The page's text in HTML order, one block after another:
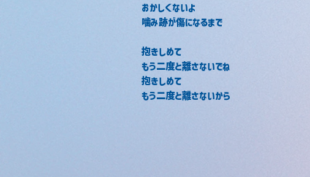
おかしくないよ
噛み跡が傷になるまで
抱きしめて
もう二度と離さないでね
抱きしめて
もう二度と離さないから